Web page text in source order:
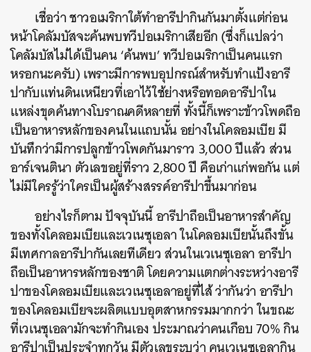
เชื่อว่า ชาวอเมริกาใต้ทำอารีปากินกันมาตั้งแต่ก่อน
หน้าโคลัมบัสจะค้นพบทวีปอเมริกาเสียอีก (ซึ่งก็แปลว่า
โคลัมบัสไม่ได้เป็นคน ‘ค้นพบ’ ทวีปอเมริกาเป็นคนแรก
หรอกนะครับ) เพราะมีการพบอุปกรณ์สำหรับทำแป้งอารี
ปากับแท่นดินเหนียวที่เอาไว้ใช้ย่างหรือทอดอารีปาใน
แหล่งขุดค้นทางโบราณคดีหลายที่ ทั้งนี้ก็เพราะข้าวโพดถือ
เป็นอาหารหลักของคนในแถบนั้น อย่างในโคลอมเบีย มี
บันทึกว่ามีการปลูกข้าวโพดกันมาราว 3,000 ปีแล้ว ส่วน
อาร์เจนตินา ตัวเลขอยู่ที่ราว 2,800 ปี คือเก่าแก่พอกัน แต่
ไม่มีใครรู้ว่าใครเป็นผู้สร้างสรรค์อารีปาขึ้นมาก่อน
อย่างไรก็ตาม ปัจจุบันนี้ อารีปาถือเป็นอาหารสำคัญ
ของทั้งโคลอมเบียและเวเนซุเอลา ในโคลอมเบียนั้นถึงขั้น
มีเทศกาลอารีปากันเลยทีเดียว ส่วนในเวเนซุเอลา อารีปา
ถือเป็นอาหารหลักของชาติ โดยความแตกต่างระหว่างอารี
ปาของโคลอมเบียและเวเนซุเอลาอยู่ที่ไส้ ว่ากันว่า อารีปา
ของโคลอมเบียจะผลิตแบบอุตสาหกรรมมากกว่า ในขณะ
ที่เวเนซุเอลามักจะทำกินเอง ประมาณว่าคนเกือบ 70% กิน